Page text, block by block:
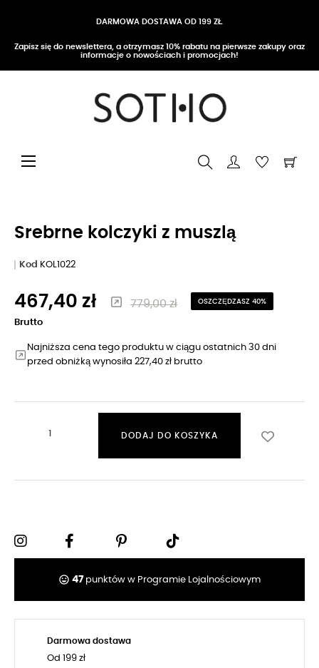
DARMOWA DOSTAWA OD 199 ZŁ
Zapisz się do newslettera, a otrzymasz 10% rabatu na pierwsze zakupy oraz
informacje o nowościach i promocjach!
Przełącz nawigację
☰
Srebrne kolczyki z muszlą
Kod KOL1022
467,40 zł 779,00 zł OSZCZĘDZASZ 40%
Brutto
Najniższa cena tego produktu w ciągu ostatnich 30 dni
przed obniżką wynosiła 227,40 zł brutto
DODAJ DO KOSZYKA
tag_faces 47punktów w Programie Lojalnościowym
Darmowa dostawa
Od 199 zł